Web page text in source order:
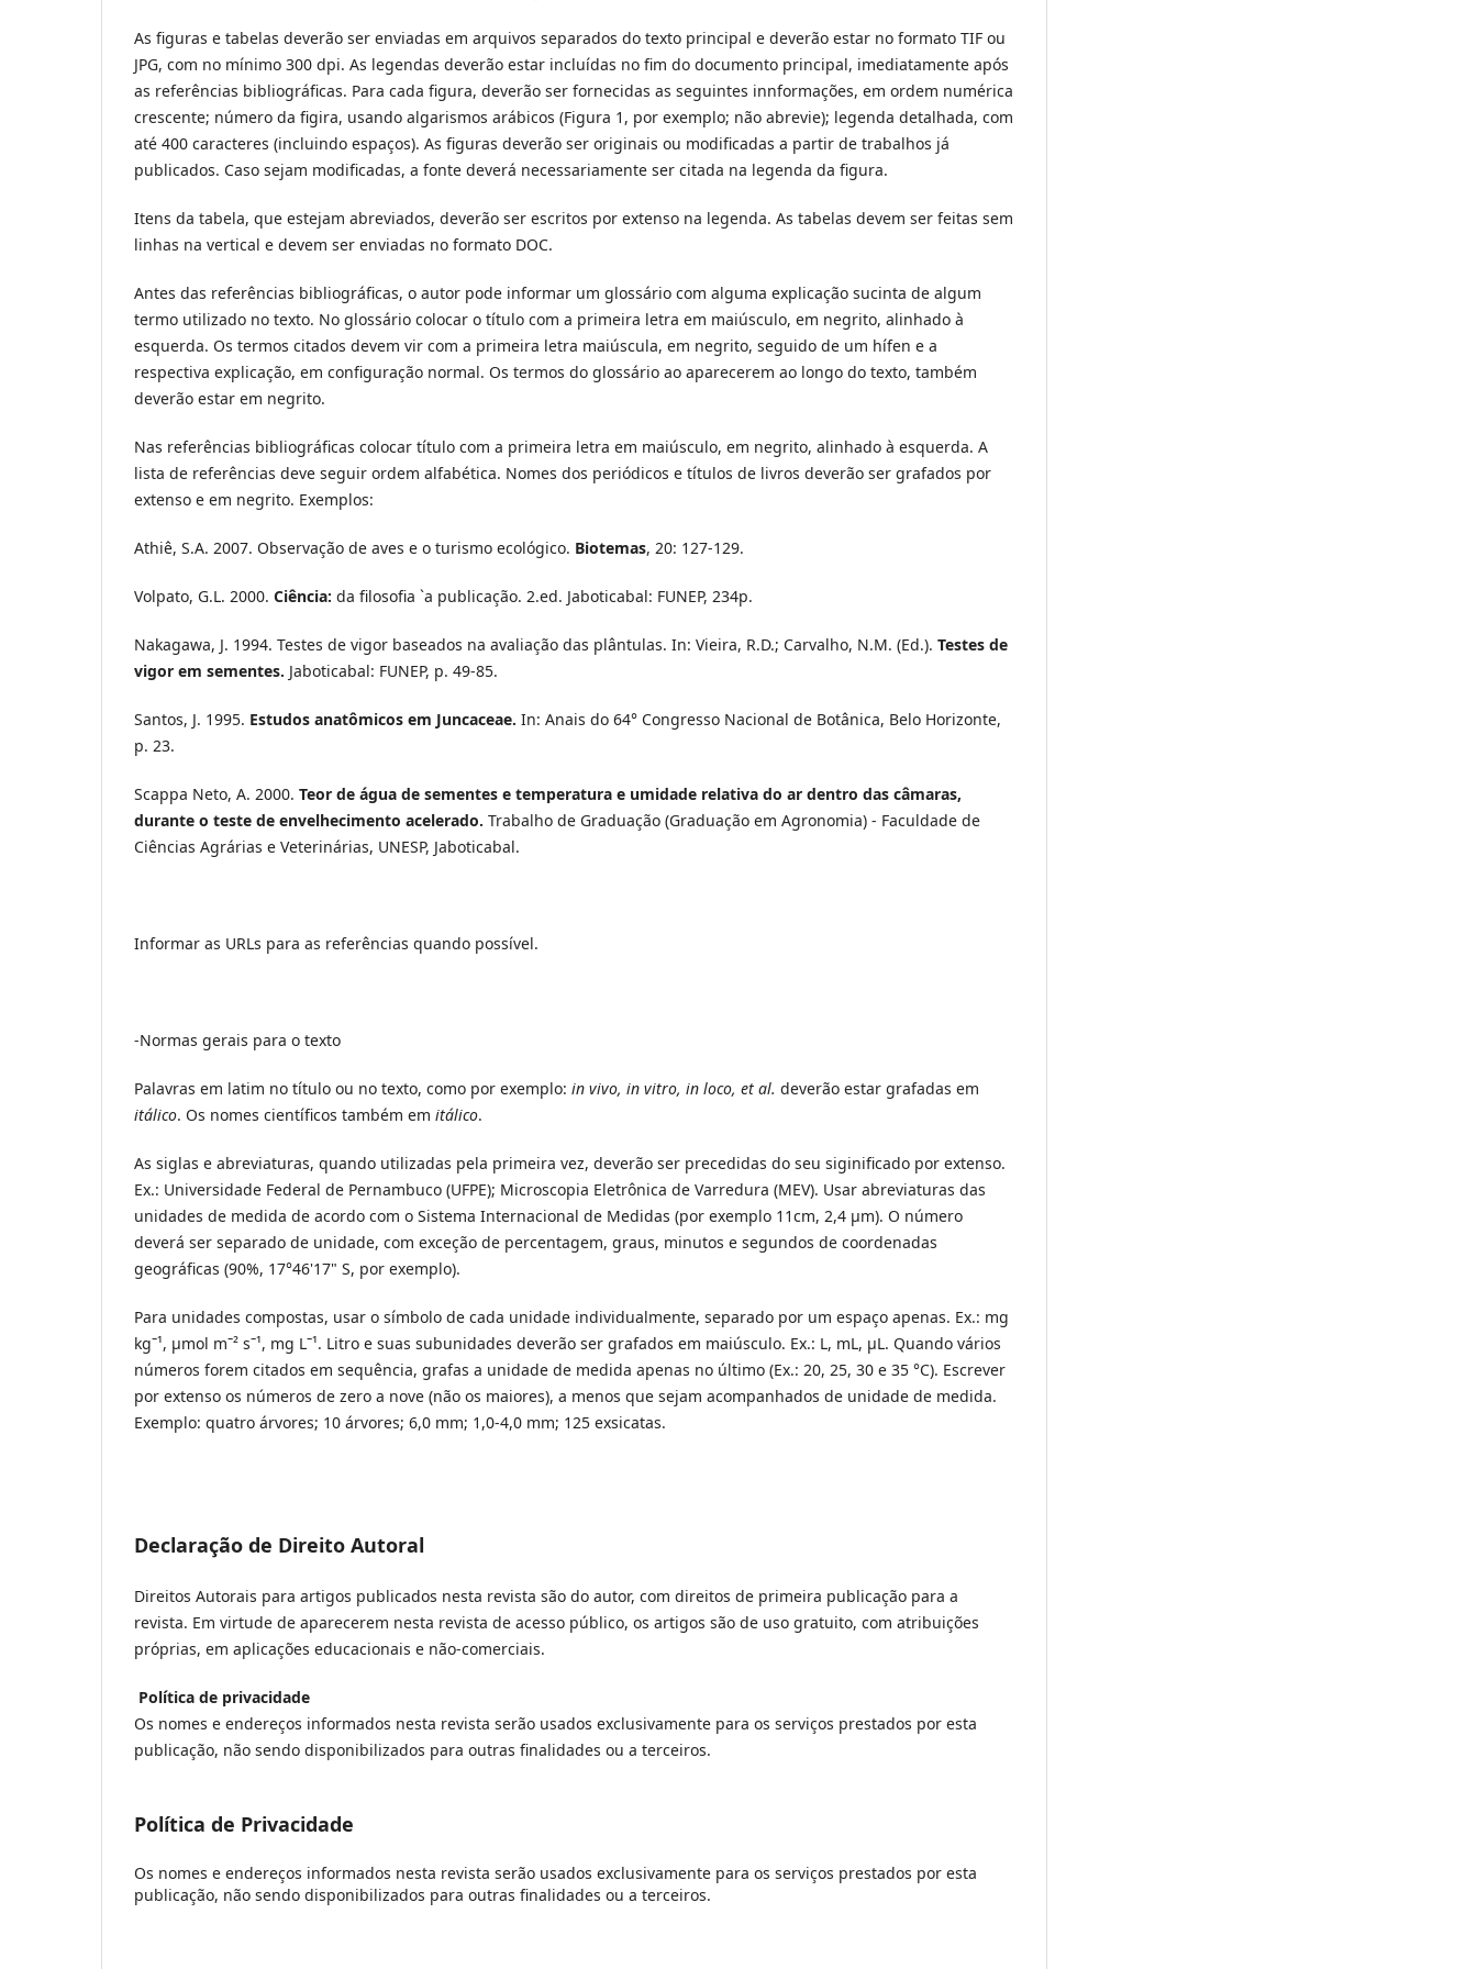
As figuras e tabelas deverão ser enviadas em arquivos separados do texto principal e deverão estar no formato TIF ou
JPG, com no mínimo 300 dpi. As legendas deverão estar incluídas no fim do documento principal, imediatamente após
as referências bibliográficas. Para cada figura, deverão ser fornecidas as seguintes innformações, em ordem numérica
crescente; número da figira, usando algarismos arábicos (Figura 1, por exemplo; não abrevie); legenda detalhada, com
até 400 caracteres (incluindo espaços). As figuras deverão ser originais ou modificadas a partir de trabalhos já
publicados. Caso sejam modificadas, a fonte deverá necessariamente ser citada na legenda da figura.
Itens da tabela, que estejam abreviados, deverão ser escritos por extenso na legenda. As tabelas devem ser feitas sem
linhas na vertical e devem ser enviadas no formato DOC.
Antes das referências bibliográficas, o autor pode informar um glossário com alguma explicação sucinta de algum
termo utilizado no texto. No glossário colocar o título com a primeira letra em maiúsculo, em negrito, alinhado à
esquerda. Os termos citados devem vir com a primeira letra maiúscula, em negrito, seguido de um hífen e a
respectiva explicação, em configuração normal. Os termos do glossário ao aparecerem ao longo do texto, também
deverão estar em negrito.
Nas referências bibliográficas colocar título com a primeira letra em maiúsculo, em negrito, alinhado à esquerda. A
lista de referências deve seguir ordem alfabética. Nomes dos periódicos e títulos de livros deverão ser grafados por
extenso e em negrito. Exemplos:
Athiê, S.A. 2007. Observação de aves e o turismo ecológico. Biotemas, 20: 127-129.
Volpato, G.L. 2000. Ciência: da filosofia `a publicação. 2.ed. Jaboticabal: FUNEP, 234p.
Nakagawa, J. 1994. Testes de vigor baseados na avaliação das plântulas. In: Vieira, R.D.; Carvalho, N.M. (Ed.). Testes de
vigor em sementes. Jaboticabal: FUNEP, p. 49-85.
Santos, J. 1995. Estudos anatômicos em Juncaceae. In: Anais do 64° Congresso Nacional de Botânica, Belo Horizonte,
p. 23.
Scappa Neto, A. 2000. Teor de água de sementes e temperatura e umidade relativa do ar dentro das câmaras,
durante o teste de envelhecimento acelerado. Trabalho de Graduação (Graduação em Agronomia) - Faculdade de
Ciências Agrárias e Veterinárias, UNESP, Jaboticabal.
Informar as URLs para as referências quando possível.
-Normas gerais para o texto
Palavras em latim no título ou no texto, como por exemplo: in vivo, in vitro, in loco, et al. deverão estar grafadas em
itálico. Os nomes científicos também em itálico.
As siglas e abreviaturas, quando utilizadas pela primeira vez, deverão ser precedidas do seu siginificado por extenso.
Ex.: Universidade Federal de Pernambuco (UFPE); Microscopia Eletrônica de Varredura (MEV). Usar abreviaturas das
unidades de medida de acordo com o Sistema Internacional de Medidas (por exemplo 11cm, 2,4 µm). O número
deverá ser separado de unidade, com exceção de percentagem, graus, minutos e segundos de coordenadas
geográficas (90%, 17°46'17" S, por exemplo).
Para unidades compostas, usar o símbolo de cada unidade individualmente, separado por um espaço apenas. Ex.: mg
kgˉ¹, µmol mˉ² sˉ¹, mg Lˉ¹. Litro e suas subunidades deverão ser grafados em maiúsculo. Ex.: L, mL, µL. Quando vários
números forem citados em sequência, grafas a unidade de medida apenas no último (Ex.: 20, 25, 30 e 35 °C). Escrever
por extenso os números de zero a nove (não os maiores), a menos que sejam acompanhados de unidade de medida.
Exemplo: quatro árvores; 10 árvores; 6,0 mm; 1,0-4,0 mm; 125 exsicatas.
Declaração de Direito Autoral
Direitos Autorais para artigos publicados nesta revista são do autor, com direitos de primeira publicação para a
revista. Em virtude de aparecerem nesta revista de acesso público, os artigos são de uso gratuito, com atribuições
próprias, em aplicações educacionais e não-comerciais.
Política de privacidade
Os nomes e endereços informados nesta revista serão usados exclusivamente para os serviços prestados por esta
publicação, não sendo disponibilizados para outras finalidades ou a terceiros.
Política de Privacidade
Os nomes e endereços informados nesta revista serão usados exclusivamente para os serviços prestados por esta
publicação, não sendo disponibilizados para outras finalidades ou a terceiros.